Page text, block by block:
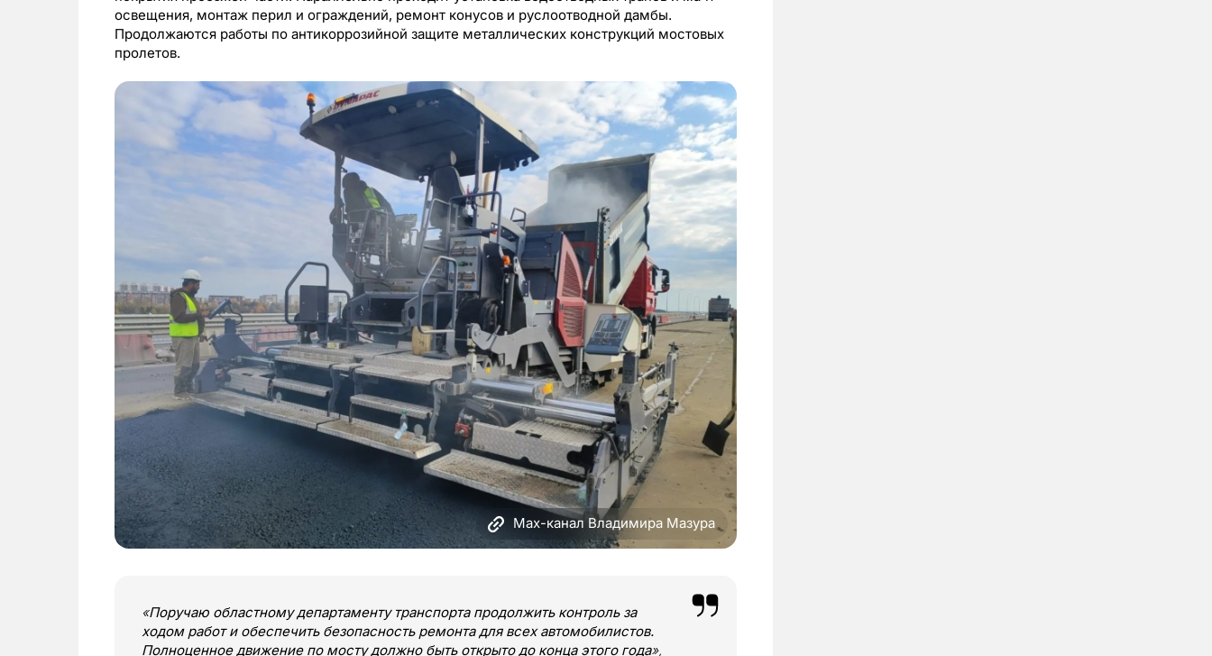
освещения, монтаж перил и ограждений, ремонт конусов и руслоотводной дамбы.
Продолжаются работы по антикоррозийной защите металлических конструкций мостовых
пролетов.
Max-канал Владимира Мазура
«Поручаю областному департаменту транспорта продолжить контроль за
ходом работ и обеспечить безопасность ремонта для всех автомобилистов.
Полноценное движение по мосту должно быть открыто до конца этого года»,